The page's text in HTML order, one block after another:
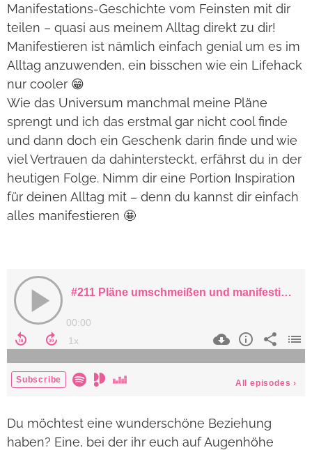
Manifestations-Geschichte vom Feinsten mit dir
teilen – quasi aus meinem Alltag direkt zu dir!
Manifestieren ist nämlich einfach genial um es im
Alltag anzuwenden, ein bisschen wie ein Lifehack
nur cooler 😁
Wie das Universum manchmal meine Pläne
sprengt und ich das erstmal gar nicht cool finde
und dann doch ein Geschenk darin finde und wie
viel Vertrauen da dahintersteckt, erfährst du in der
heutigen Folge. Nimm dir eine Portion Inspiration
für deinen Alltag mit – denn du kannst dir einfach
alles manifestieren 🤩
Du möchtest eine wunderschöne Beziehung
haben? Eine, bei der ihr euch auf Augenhöhe